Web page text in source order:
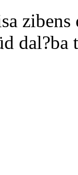
dal?ba